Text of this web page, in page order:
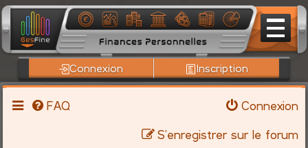
Connexion Inscription
FAQ
Connexion
S’enregistrer sur le forum